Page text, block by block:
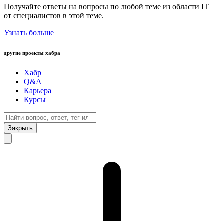
Получайте ответы на вопросы по любой теме из области IT
от специалистов в этой теме.
Узнать больше
другие проекты хабра
Хабр
Q&A
Карьера
Курсы
Закрыть